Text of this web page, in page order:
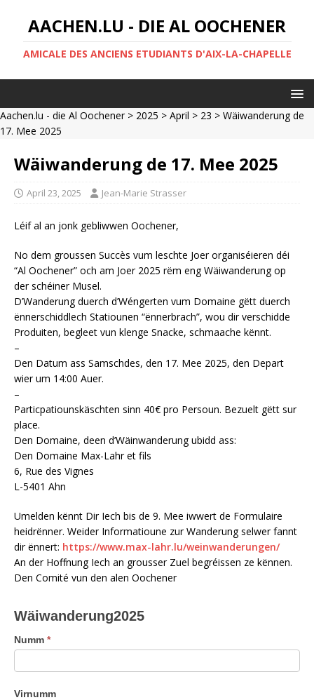
AACHEN.LU - DIE AL OOCHENER
AMICALE DES ANCIENS ETUDIANTS D'AIX-LA-CHAPELLE
Aachen.lu - die Al Oochener> 2025 > April > 23 > Wäiwanderung de
17. Mee 2025
Wäiwanderung de 17. Mee 2025
April 23, 2025 Jean-Marie Strasser
Léif al an jonk gebliwwen Oochener,
No dem groussen Succès vum leschte Joer organiséieren déi
“Al Oochener” och am Joer 2025 rëm eng Wäiwanderung op
der schéiner Musel.
D’Wanderung duerch d’Wéngerten vum Domaine gëtt duerch
ënnerschiddlech Statiounen “ënnerbrach”, wou dir verschidde
Produiten, begleet vun klenge Snacke, schmaache kënnt.
–
Den Datum ass Samschdes, den 17. Mee 2025, den Depart
wier um 14:00 Auer.
–
Particpatiounskäschten sinn 40€ pro Persoun. Bezuelt gëtt sur
place.
Den Domaine, deen d’Wäinwanderung ubidd ass:
Den Domaine Max-Lahr et fils
6, Rue des Vignes
L-5401 Ahn
Umelden kënnt Dir Iech bis de 9. Mee iwwert de Formulaire
heidrënner. Weider Informatioune zur Wanderung selwer fannt
dir ënnert: https://www.max-lahr.lu/weinwanderungen/
An der Hoffnung Iech an grousser Zuel begréissen ze kënnen.
Den Comité vun den alen Oochener
Wäiwanderung2025
Numm *
Virnumm